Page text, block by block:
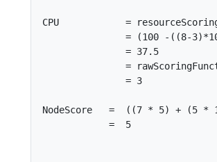
CPU            =
= (100 -((8-
               = 37.5
=
               = 3
NodeScore   =  ((7 * 5) + (5
            =  5